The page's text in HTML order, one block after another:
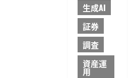
生成AI
証券
調査
資産運
用